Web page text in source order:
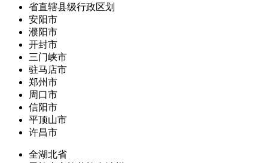
省直辖县级行政区划
安阳市
濮阳市
开封市
三门峡市
驻马店市
郑州市
周口市
信阳市
平顶山市
许昌市
全湖北省